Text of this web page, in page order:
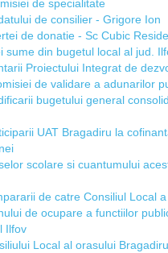
de specialitate
de consilier - Grigore Ion
de donatie - Sc Cubic
sume din bugetul local al jud.
Proiectului Integrat de
de validare a adunarilor
bugetului general
UAT Bragadiru la
scolare si cuantumului
de catre Consiliul Local
de ocupare a functiilor
Ilfov
Local al orasului